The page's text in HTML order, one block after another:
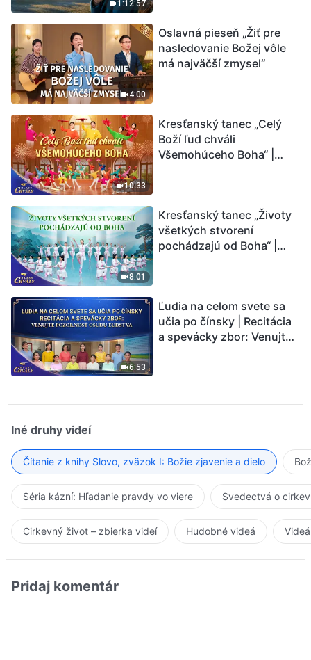
1:12:57
4:00
Oslavná pieseň „Žiť pre
nasledovanie Božej vôle
má najväčší zmysel“
10:33
Kresťanský tanec „Celý
Boží ľud chváli
Všemohúceho Boha“ |
8:01
Kresťanský tanec „Životy
všetkých stvorení
pochádzajú od Boha“ |
6:53
Ľudia na celom svete sa
učia po čínsky | Recitácia
a spevácky zbor: Venujte
Iné druhy videí
Čítanie z knihy Slovo, zväzok I: Božie zjavenie a dielo
Séria kázní: Hľadanie pravdy vo viere Svedectvá o
Cirkevný život – zbierka videí Hudobné videá
Pridaj komentár